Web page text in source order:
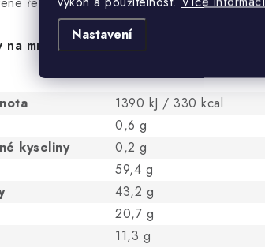
Nastavení
množství 100 g
1390 kJ / 330 kcal
0,6 g
kyseliny
0,2 g
59,4 g
43,2 g
20,7 g
11,3 g